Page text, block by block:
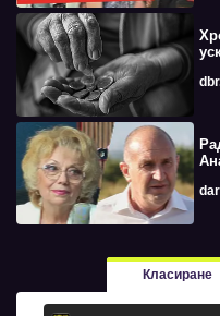
Класиране